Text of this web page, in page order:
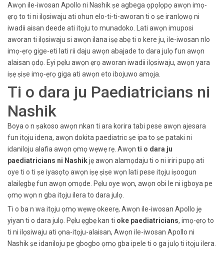
Awọn ile-iwosan Apollo ni Nashik ṣe agbega ọpọlọpọ awọn imọ-
ẹrọ to ti ni ilọsiwaju ati ohun elo-ti-ti-aworan ti o ṣe iranlọwọ ni
iwadii aisan deede ati itọju to munadoko. Lati awọn imuposi
aworan ti ilọsiwaju si awọn ilana iṣẹ abẹ ti o kere ju, ile-iwosan nlo
imọ-ẹrọ gige-eti lati rii daju awọn abajade to dara julọ fun awọn
alaisan ọdọ. Eyi pẹlu awọn ẹrọ aworan iwadii ilọsiwaju, awọn yara
iṣẹ ṣiṣe imọ-ẹrọ giga ati awọn eto ibojuwo amọja.
Ti o dara ju Paediatricians ni
Nashik
Boya o n ṣakoso awọn nkan ti ara korira tabi pese awọn ajesara
fun itọju idena, awọn dokita paediatric ṣe ipa to ṣe pataki ni
idaniloju alafia awọn ọmọ wẹwẹ rẹ. Awọn ti o dara ju
paediatricians ni Nashikjẹ awọn alamọdaju ti o ni iriri pupọ ati
oye ti o ti ṣe iyasọtọ awọn iṣẹ ṣiṣe wọn lati pese itọju iṣoogun
alailẹgbẹ fun awọn ọmọde. Pẹlu oye wọn, awọn obi le ni igboya pe
ọmọ wọn n gba itọju ilera to dara julọ.
Ti o ba n wa itọju ọmọ wẹwẹ okeerẹ, Awọn ile-iwosan Apollo jẹ
yiyan ti o dara julọ. Pẹlu ẹgbẹ kan ti oke paediatricians, imọ-ẹrọ to
ti ni ilọsiwaju ati ọna-itọju-alaisan, Awọn ile-iwosan Apollo ni
Nashik ṣe idaniloju pe gbogbo ọmọ gba ipele ti o ga julọ ti itọju ilera.